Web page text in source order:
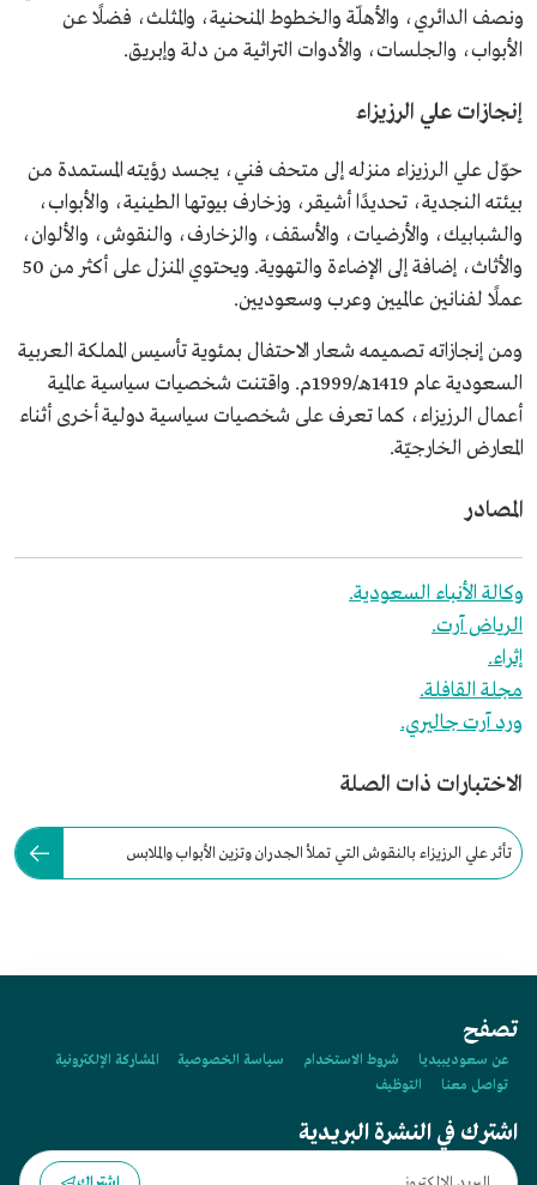
ونصف الدائري، والأهلّة والخطوط المنحنية، والمثلث، فضلًا عن
الأبواب، والجلسات، والأدوات التراثية من دلة وإبريق.
إنجازات علي الرزيزاء
حوّل علي الرزيزاء منزله إلى متحف فني، يجسد رؤيته المستمدة من
بيئته النجدية، تحديدًا أشيقر، وزخارف بيوتها الطينية، والأبواب،
والشبابيك، والأرضيات، والأسقف، والزخارف، والنقوش، والألوان،
والأثاث، إضافة إلى الإضاءة والتهوية. ويحتوي المنزل على أكثر من 50
عملًا لفنانين عالميين وعرب وسعوديين.
ومن إنجازاته تصميمه شعار الاحتفال بمئوية تأسيس المملكة العربية
السعودية عام 1419هـ/1999م. واقتنت شخصيات سياسية عالمية
أعمال الرزيزاء، كما تعرف على شخصيات سياسية دولية أخرى أثناء
المعارض الخارجيّة.
المصادر
وكالة الأنباء السعودية.
الرياض آرت.
إثراء.
مجلة القافلة.
ورد آرت جاليري.
الاختبارات ذات الصلة
تأثر علي الرزيزاء بالنقوش التي تملأ الجدران وتزين الأبواب والملابس
تصفح
عن سعوديبيديا شروط الاستخدام سياسة الخصوصية
المشاركة الإلكترونية
تواصل معنا
التوظيف
اشترك في النشرة البريدية